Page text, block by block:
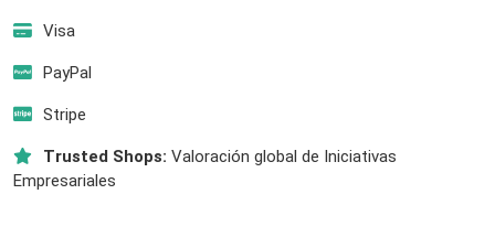
Visa
PayPal
Stripe
Trusted Shops: Valoración global de Iniciativas
Empresariales